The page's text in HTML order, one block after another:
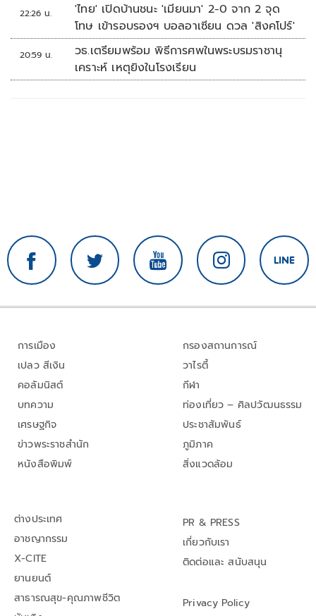
22:26 น.
'ไทย' เปิดบ้านชนะ 'เมียนมา' 2-0 จาก 2 จุด
โทษ เข้ารอบรองฯ บอลอาเซียน ดวล 'สิงคโปร์'
20:59 น.
วธ.เตรียมพร้อม พิธีการศพในพระบรมราชานุ
เคราะห์ เหตุยิงในโรงเรียน
การเมือง
เปลว สีเงิน
คอลัมนิสต์
บทความ
เศรษฐกิจ
ข่าวพระราชสำนัก
หนังสือพิมพ์
กรองสถานการณ์
วาไรตี้
กีฬา
ท่องเที่ยว – ศิลปวัฒนธรรม
ประชาสัมพันธ์
ภูมิภาค
สิ่งแวดล้อม
ต่างประเทศ
อาชญากรรม
X-CITE
ยานยนต์
สาธารณสุข-คุณภาพชีวิต
PR & PRESS
เกี่ยวกับเรา
ติดต่อและ สนับสนุน
Privacy Policy